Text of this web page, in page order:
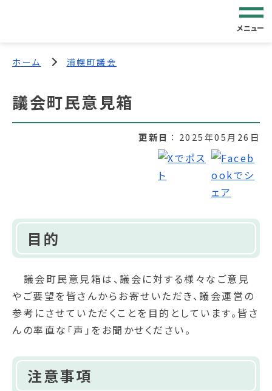
メニュー
ホーム 浦幌町議会
議会町民意見箱
更新日 2025年05月26日
目的
議会町民意見箱は、議会に対する様々なご意見
やご要望を皆さんからお寄せいただき、議会運営の
参考にさせていただくことを目的としています。皆さ
んの率直な「声」をお聞かせください。
注意事項